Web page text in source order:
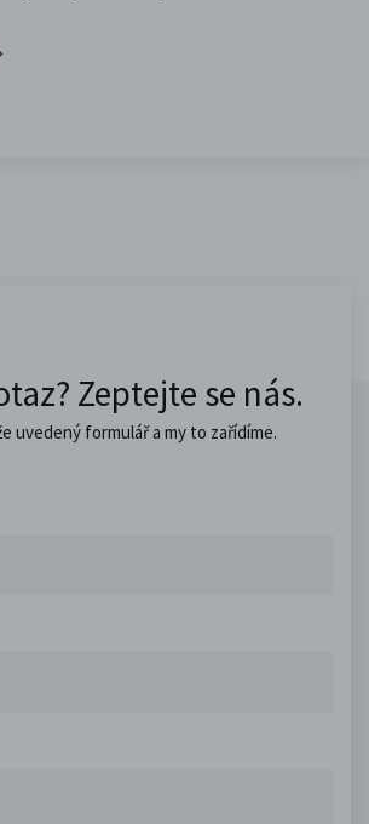
Zeptejte se nás.
uvedený formulář a my to zařídíme.